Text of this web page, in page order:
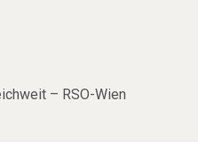
– RSO-Wien